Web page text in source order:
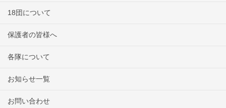
18団について
保護者の皆様へ
各隊について
お知らせ一覧
お問い合わせ